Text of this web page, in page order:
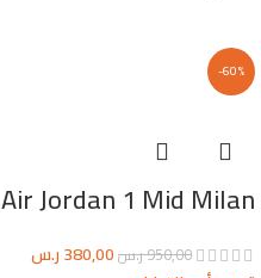
-60%
Air Jordan 1 Mid Milan
950,00ر.س380,00ر.س